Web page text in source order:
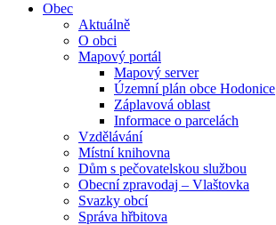
Obec
Aktuálně
O obci
Mapový portál
Mapový server
Územní plán obce Hodonice
Záplavová oblast
Informace o parcelách
Vzdělávání
Místní knihovna
Dům s pečovatelskou službou
Obecní zpravodaj – Vlaštovka
Svazky obcí
Správa hřbitova